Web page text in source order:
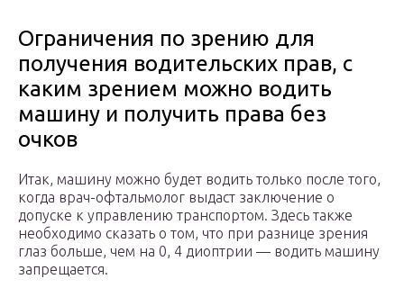
Ограничения по зрению для
получения водительских прав, с
каким зрением можно водить
машину и получить права без
очков
Итак, машину можно будет водить только после того,
когда врач-офтальмолог выдаст заключение о
допуске к управлению транспортом. Здесь также
необходимо сказать о том, что при разнице зрения
глаз больше, чем на 0, 4 диоптрии — водить машину
запрещается.